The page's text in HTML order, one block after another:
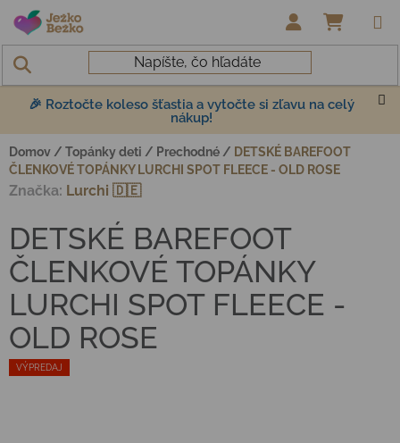
Prejsť na obsah
🎉 Roztočte koleso šťastia a vytočte si zľavu na celý
nákup!
Domov / Topánky deti / Prechodné / DETSKÉ BAREFOOT
ČLENKOVÉ TOPÁNKY LURCHI SPOT FLEECE - OLD ROSE
VÝPREDAJ
DETSKÉ BAREFOOT
ČLENKOVÉ TOPÁNKY
LURCHI SPOT FLEECE -
OLD ROSE
Značka: Lurchi 🇩🇪